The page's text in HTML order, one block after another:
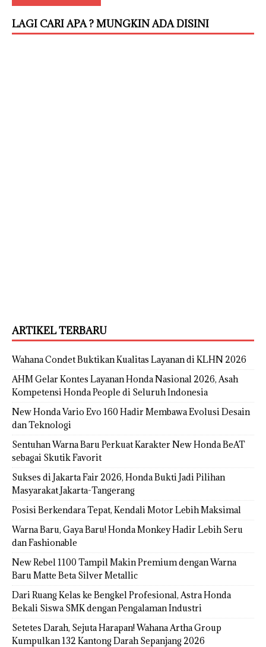
LAGI CARI APA ? MUNGKIN ADA DISINI
ARTIKEL TERBARU
Wahana Condet Buktikan Kualitas Layanan di KLHN 2026
AHM Gelar Kontes Layanan Honda Nasional 2026, Asah
Kompetensi Honda People di Seluruh Indonesia
New Honda Vario Evo 160 Hadir Membawa Evolusi Desain
dan Teknologi
Sentuhan Warna Baru Perkuat Karakter New Honda BeAT
sebagai Skutik Favorit
Sukses di Jakarta Fair 2026, Honda Bukti Jadi Pilihan
Masyarakat Jakarta-Tangerang
Posisi Berkendara Tepat, Kendali Motor Lebih Maksimal
Warna Baru, Gaya Baru! Honda Monkey Hadir Lebih Seru
dan Fashionable
New Rebel 1100 Tampil Makin Premium dengan Warna
Baru Matte Beta Silver Metallic
Dari Ruang Kelas ke Bengkel Profesional, Astra Honda
Bekali Siswa SMK dengan Pengalaman Industri
Setetes Darah, Sejuta Harapan! Wahana Artha Group
Kumpulkan 132 Kantong Darah Sepanjang 2026